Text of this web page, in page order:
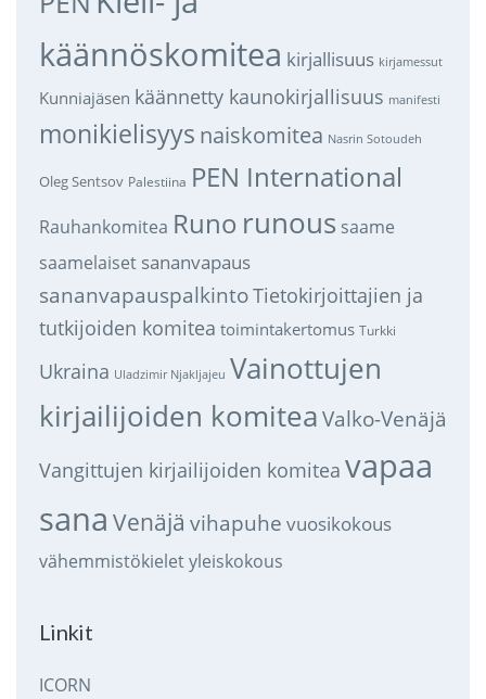
käännöskomitea kirjallisuus kirjamessut
Kunniajäsen käännetty kaunokirjallisuus manifesti
monikielisyys naiskomitea Nasrin Sotoudeh
Oleg Sentsov Palestiina PEN International
Rauhankomitea Runo runous saame
saamelaiset sananvapaus
sananvapauspalkintoTietokirjoittajien ja
tutkijoiden komitea toimintakertomus Turkki
Ukraina Uladzimir Njakljajeu Vainottujen
kirjailijoiden komitea Valko-Venäjä
Vangittujen kirjailijoiden komitea vapaa
sana Venäjä vihapuhe vuosikokous
vähemmistökieletyleiskokous
Linkit
ICORN